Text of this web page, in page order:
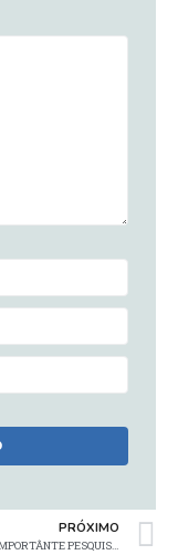
PRÓXIMO
VACINAS? – IMPORTÂNTE PESQUISAS SOBRE A REALIDADE DAS MICROCELAFIAS